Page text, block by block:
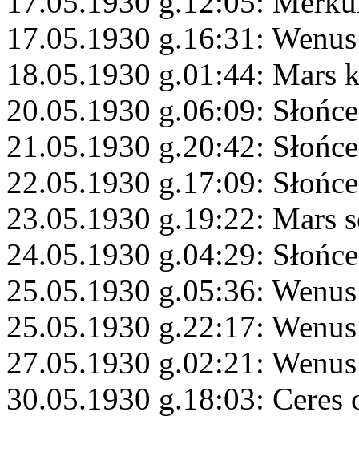
17.05.1930 g.16:31:
18.05.1930 g.01:44: Mars
20.05.1930 g.06:09:
21.05.1930 g.20:42:
22.05.1930 g.17:09:
23.05.1930 g.19:22: Mars
24.05.1930 g.04:29:
25.05.1930 g.05:36:
25.05.1930 g.22:17:
27.05.1930 g.02:21:
30.05.1930 g.18:03: Ceres